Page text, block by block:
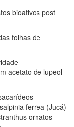
bioativos post
folhas de
acetato de lupeol
ferrea (Jucá)
ornatos